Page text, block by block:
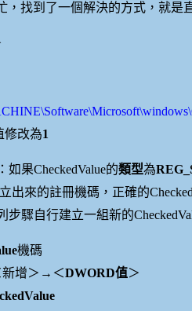
，找到了一個解決的方式，就是
修改為1
果CheckedValue的類型為
出來的註冊機碼，正確的
驟自行建立一組新的
機碼
新增＞→＜DWORD值＞